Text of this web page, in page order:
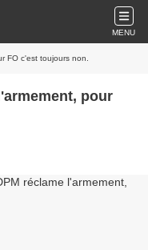
MENU
FO c'est toujours non.
pour